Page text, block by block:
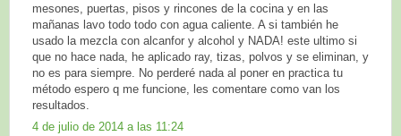
mesones, puertas, pisos y rincones de la cocina y en las
mañanas lavo todo todo con agua caliente. A si también he
usado la mezcla con alcanfor y alcohol y NADA! este ultimo si
que no hace nada, he aplicado ray, tizas, polvos y se eliminan, y
no es para siempre. No perderé nada al poner en practica tu
método espero q me funcione, les comentare como van los
resultados.
4 de julio de 2014 a las 11:24